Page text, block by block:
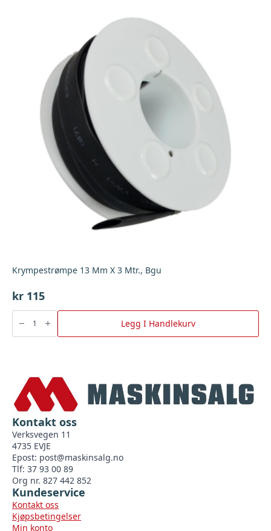
Krympestrømpe 13 Mm X 3 Mtr., Bgu
kr 115
Krympestrømpe
Mm
X
Legg I Handlekurv
Kontakt oss
Verksvegen 11
4735 EVJE
Epost: post@maskinsalg.no
Tlf: 37 93 00 89
Org nr. 827 442 852
Kundeservice
Kontakt oss
Kjøpsbetingelser
Min konto